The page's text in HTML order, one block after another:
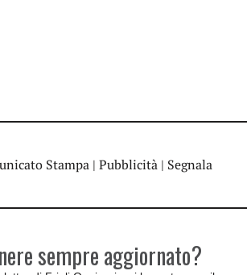
Stampa | Pubblicità | Segnala
sempre aggiornato?